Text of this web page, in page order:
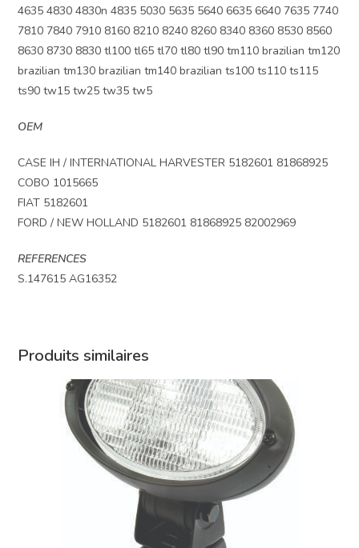
4635 4830 4830n 4835 5030 5635 5640 6635 6640 7635 7740
7810 7840 7910 8160 8210 8240 8260 8340 8360 8530 8560
8630 8730 8830 tl100 tl65 tl70 tl80 tl90 tm110 brazilian tm120
brazilian tm130 brazilian tm140 brazilian ts100 ts110 ts115
ts90 tw15 tw25 tw35 tw5
OEM
CASE IH / INTERNATIONAL HARVESTER 5182601 81868925
COBO 1015665
FIAT 5182601
FORD / NEW HOLLAND 5182601 81868925 82002969
REFERENCES
S.147615 AG16352
Produits similaires